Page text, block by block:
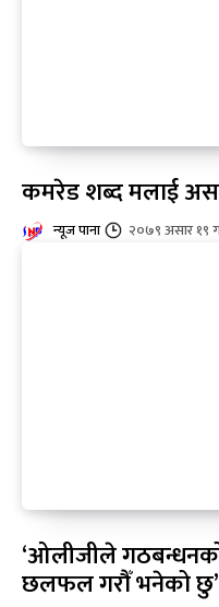
कमरेड शब्द मलाई
न्यूज पाना २०७९ असार १९
‘ओलीजीले
छलफल गरौँ भनेको छु’